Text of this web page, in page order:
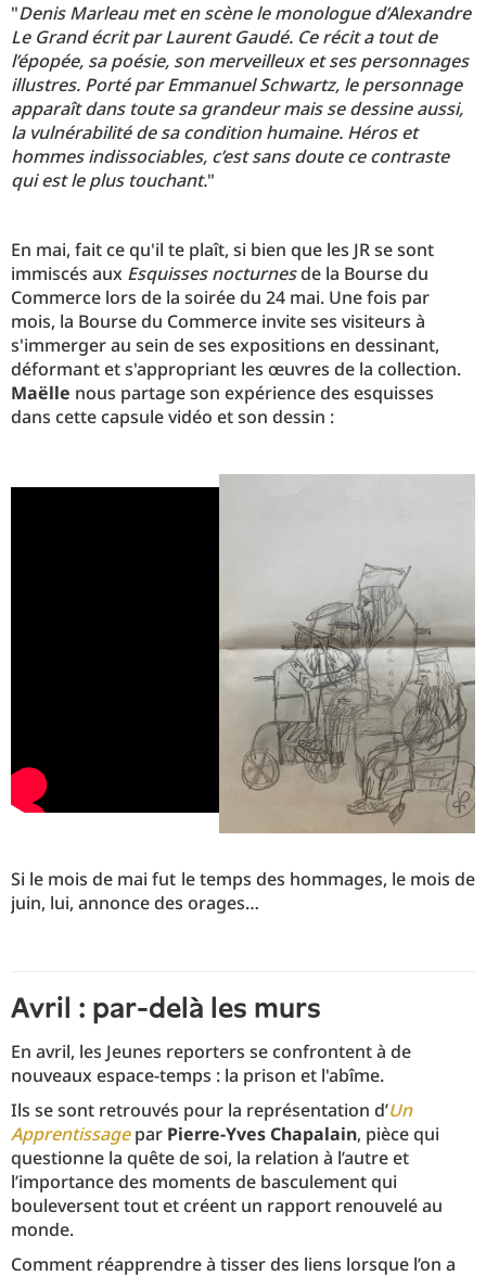
"Denis Marleau met en scène le monologue d’Alexandre
Le Grand écrit par Laurent Gaudé. Ce récit a tout de
l’épopée, sa poésie, son merveilleux et ses personnages
illustres. Porté par Emmanuel Schwartz, le personnage
apparaît dans toute sa grandeur mais se dessine aussi,
la vulnérabilité de sa condition humaine. Héros et
hommes indissociables, c’est sans doute ce contraste
qui est le plus touchant."
En mai, fait ce qu'il te plaît, si bien que les JR se sont
immiscés aux Esquisses nocturnesde la Bourse du
Commerce lors de la soirée du 24 mai. Une fois par
mois, la Bourse du Commerce invite ses visiteurs à
s'immerger au sein de ses expositions en dessinant,
déformant et s'appropriant les œuvres de la collection.
Maëlle nous partage son expérience des esquisses
dans cette capsule vidéo et son dessin :
Si le mois de mai fut le temps des hommages, le mois de
juin, lui, annonce des orages…
Avril : par-delà les murs
En avril, les Jeunes reporters se confrontent à de
nouveaux espace-temps : la prison et l'abîme.
Ils se sont retrouvés pour la représentation d’Un
Apprentissagepar Pierre-Yves Chapalain, pièce qui
questionne la quête de soi, la relation à l’autre et
l’importance des moments de basculement qui
bouleversent tout et créent un rapport renouvelé au
monde.
Comment réapprendre à tisser des liens lorsque l’on a